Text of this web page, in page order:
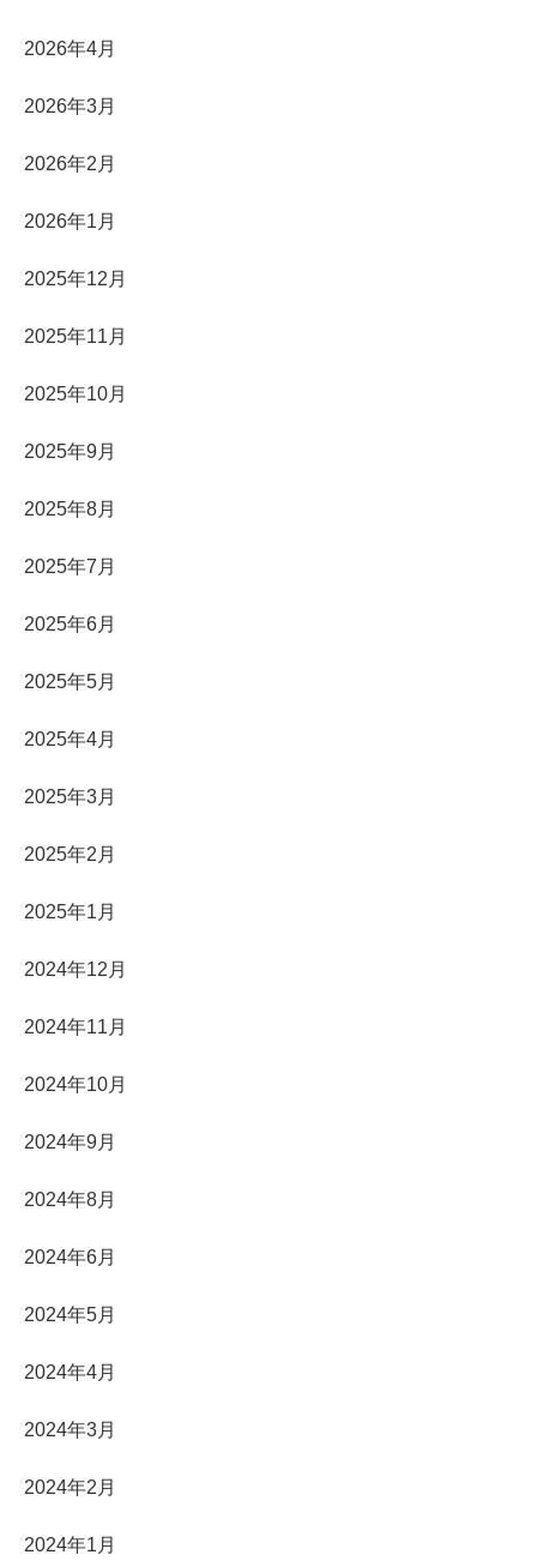
2026年4月
2026年3月
2026年2月
2026年1月
2025年12月
2025年11月
2025年10月
2025年9月
2025年8月
2025年7月
2025年6月
2025年5月
2025年4月
2025年3月
2025年2月
2025年1月
2024年12月
2024年11月
2024年10月
2024年9月
2024年8月
2024年6月
2024年5月
2024年4月
2024年3月
2024年2月
2024年1月